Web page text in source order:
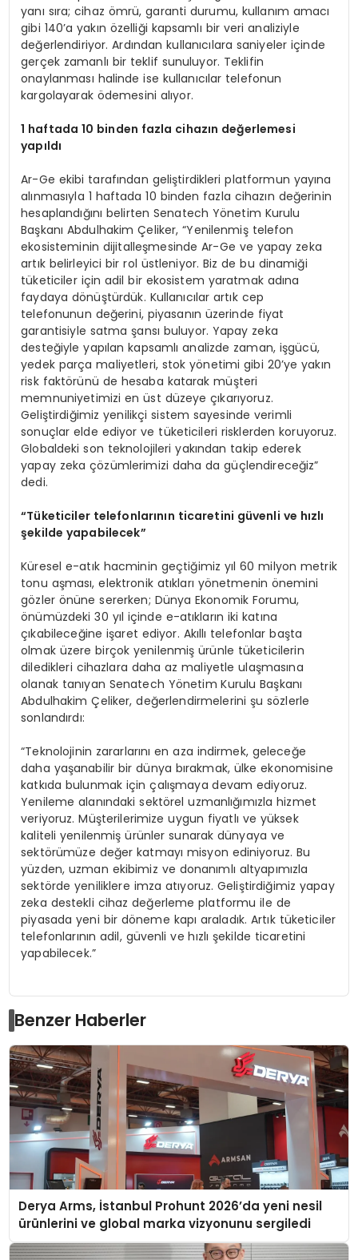
yanı sıra; cihaz ömrü, garanti durumu, kullanım amacı
gibi 140’a yakın özelliği kapsamlı bir veri analiziyle
değerlendiriyor. Ardından kullanıcılara saniyeler içinde
gerçek zamanlı bir teklif sunuluyor. Teklifin
onaylanması halinde ise kullanıcılar telefonun
kargolayarak ödemesini alıyor.
1 haftada 10 binden fazla cihazın değerlemesi
yapıldı
Ar-Ge ekibi tarafından geliştirdikleri platformun yayına
alınmasıyla 1 haftada 10 binden fazla cihazın değerinin
hesaplandığını belirten Senatech Yönetim Kurulu
Başkanı Abdulhakim Çeliker, “Yenilenmiş telefon
ekosisteminin dijitalleşmesinde Ar-Ge ve yapay zeka
artık belirleyici bir rol üstleniyor. Biz de bu dinamiği
tüketiciler için adil bir ekosistem yaratmak adına
faydaya dönüştürdük. Kullanıcılar artık cep
telefonunun değerini, piyasanın üzerinde fiyat
garantisiyle satma şansı buluyor. Yapay zeka
desteğiyle yapılan kapsamlı analizde zaman, işgücü,
yedek parça maliyetleri, stok yönetimi gibi 20’ye yakın
risk faktörünü de hesaba katarak müşteri
memnuniyetimizi en üst düzeye çıkarıyoruz.
Geliştirdiğimiz yenilikçi sistem sayesinde verimli
sonuçlar elde ediyor ve tüketicileri risklerden koruyoruz.
Globaldeki son teknolojileri yakından takip ederek
yapay zeka çözümlerimizi daha da güçlendireceğiz”
dedi.
“Tüketiciler telefonlarının ticaretini güvenli ve hızlı
şekilde yapabilecek”
Küresel e-atık hacminin geçtiğimiz yıl 60 milyon metrik
tonu aşması, elektronik atıkları yönetmenin önemini
gözler önüne sererken; Dünya Ekonomik Forumu,
önümüzdeki 30 yıl içinde e-atıkların iki katına
çıkabileceğine işaret ediyor. Akıllı telefonlar başta
olmak üzere birçok yenilenmiş ürünle tüketicilerin
diledikleri cihazlara daha az maliyetle ulaşmasına
olanak tanıyan Senatech Yönetim Kurulu Başkanı
Abdulhakim Çeliker, değerlendirmelerini şu sözlerle
sonlandırdı:
“Teknolojinin zararlarını en aza indirmek, geleceğe
daha yaşanabilir bir dünya bırakmak, ülke ekonomisine
katkıda bulunmak için çalışmaya devam ediyoruz.
Yenileme alanındaki sektörel uzmanlığımızla hizmet
veriyoruz. Müşterilerimize uygun fiyatlı ve yüksek
kaliteli yenilenmiş ürünler sunarak dünyaya ve
sektörümüze değer katmayı misyon ediniyoruz. Bu
yüzden, uzman ekibimiz ve donanımlı altyapımızla
sektörde yeniliklere imza atıyoruz. Geliştirdiğimiz yapay
zeka destekli cihaz değerleme platformu ile de
piyasada yeni bir döneme kapı araladık. Artık tüketiciler
telefonlarının adil, güvenli ve hızlı şekilde ticaretini
yapabilecek.”
Benzer Haberler
Derya Arms, İstanbul Prohunt 2026’da yeni nesil
ürünlerini ve global marka vizyonunu sergiledi